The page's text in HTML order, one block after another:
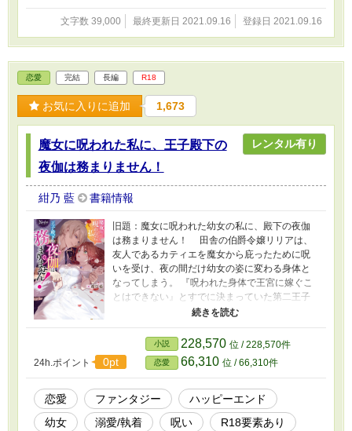
文字数 39,000 最終更新日 2021.09.16 登録日 2021.09.16
恋愛 完結 長編 R18
お気に入りに追加 1,673
魔女に呪われた私に、王子殿下の
夜伽は務まりません！
レンタル有り
紺乃 藍 書籍情報
旧題：魔女に呪われた幼女の私に、殿下の夜伽
は務まりません！ 田舎の伯爵令嬢リリアは、
友人であるカティエを魔女から庇ったために呪
いを受け、夜の間だけ幼女の姿に変わる身体と
なってしまう。 『呪われた身体で王宮に嫁ぐこ
とはできない』とすでに決まっていた第二王子
エドアルドとの婚約を辞退するが、のちに新し
い花嫁にカティエが選ばれたと知らされる。
複雑な気持ちで祝福するリリアに「一人で王宮
に行くのは心細いから、一緒に来て欲しい」と
懇願するカティエ。大切な友人のため、リリア
も名前と身分を隠して王宮へ赴くが…… ※ 本作
には未成年に対する不適切な性的行為を助長す
る意図はございません。またそういった表現・
描写もございません。 ※ 2021.8.18.にノーチェ
24h.ポイント 0pt
小説 228,570 位 / 228,570件
恋愛 66,310 位 / 66,310件
恋愛 ファンタジー
ハッピーエンド
幼女
溺愛/執着 呪い
R18要素あり